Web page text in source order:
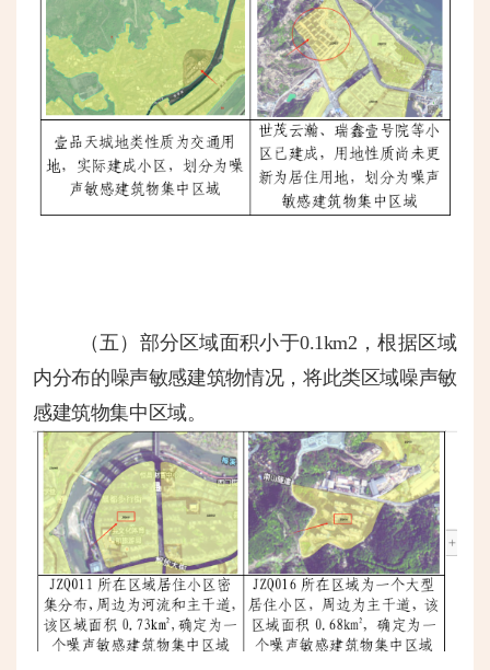
（五）部分区域面积小于0.1km2，根据区域
内分布的噪声敏感建筑物情况，将此类区域噪声敏
感建筑物集中区域。